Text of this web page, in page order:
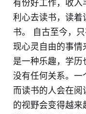
有份好工作，收
利心去读书，读着
书。 自古至今，
现心灵自由的事情
是一种乐趣，学
没有任何关系。一
而读书的人会在
的视野会变得越